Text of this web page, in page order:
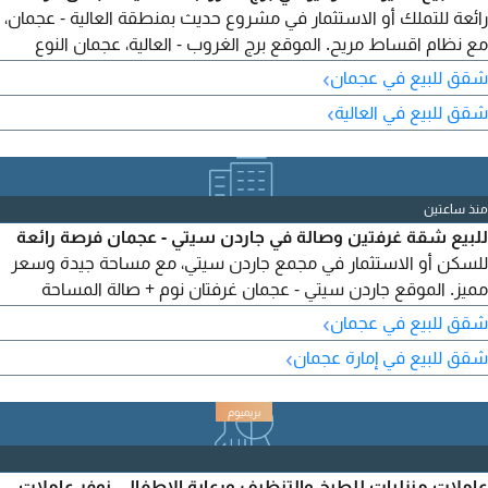
رائعة للتملك أو الاستثمار في مشروع حديث بمنطقة العالية - عجمان،
مع نظام اقساط مريح. الموقع برج الغروب - العالية، عجمان النوع
الأولى 172668 درهم المبلغ المتبقي 256944 درهم القسط الشهري
شقق للبيع في عجمان›
شقق للبيع في العالية›
منذ ساعتين
للبيع شقة غرفتين وصالة في جاردن سيتي - عجمان فرصة رائعة
للسكن أو الاستثمار في مجمع جاردن سيتي، مع مساحة جيدة وسعر
مميز. الموقع جاردن سيتي - عجمان غرفتان نوم + صالة المساحة
درهم فقط كود العقار 8015 تواصل معنا الآن لمزيد من التفاصيل أو
لحجز موعد للمعاينة
شقق للبيع في عجمان›
شقق للبيع في إمارة عجمان›